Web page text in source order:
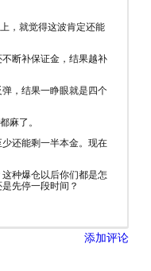
，就觉得这波肯定还能
断补保证金，结果越补
，结果一睁眼就是四个
麻了。
还能剩一半本金。现在
种爆仓以后你们都是怎
先停一段时间？
添加评论